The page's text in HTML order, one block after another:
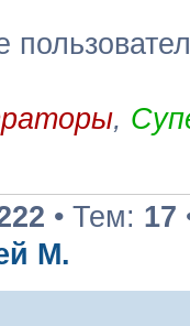
,
• Тем: 17
М.